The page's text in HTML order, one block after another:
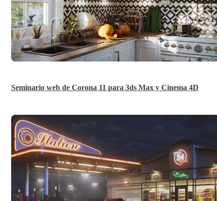
Seminario web de Corona 11 para 3ds Max y Cinema 4D